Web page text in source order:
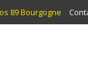
89 Bourgogne